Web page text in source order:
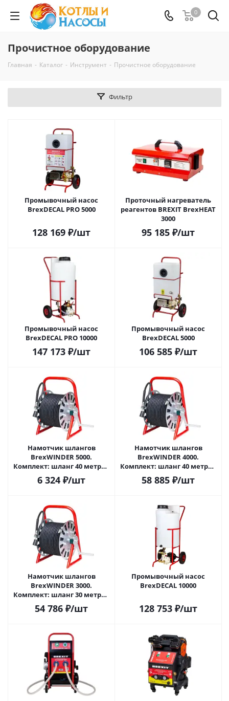
0
Прочистное оборудование
Главная - Каталог - Инструмент - Прочистное оборудование
Фильтр
Промывочный насос
BrexDECAL PRO 5000
128 169 ₽/шт
Проточный нагреватель
реагентов BREXIT BrexHEAT
3000
95 185 ₽/шт
Промывочный насос
BrexDECAL PRO 10000
147 173 ₽/шт
Промывочный насос
BrexDECAL 5000
106 585 ₽/шт
Намотчик шлангов
BrexWINDER 5000.
Комплект: шланг 40 метров
DN8, Гидродинамическая
насадка с 4мя от
6 324 ₽/шт
Намотчик шлангов
BrexWINDER 4000.
Комплект: шланг 40 метров
DN6, Гидродинамическая
насадка с 4мя от
58 885 ₽/шт
Намотчик шлангов
BrexWINDER 3000.
Комплект: шланг 30 метров
DN6, Гидродинамическая
насадка с 4мя от
54 786 ₽/шт
Промывочный насос
BrexDECAL 10000
128 753 ₽/шт